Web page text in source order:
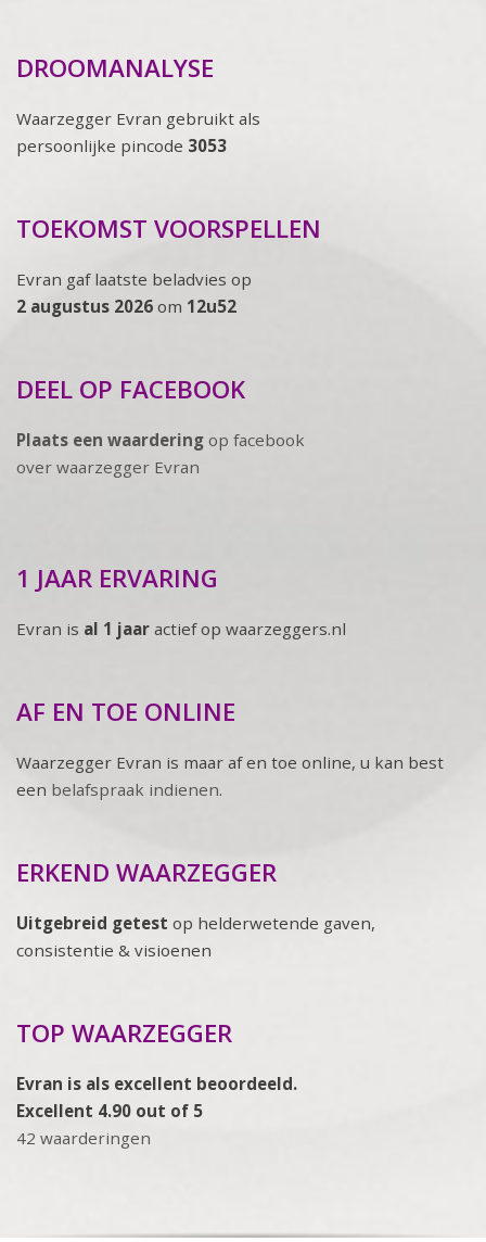
DROOMANALYSE
Waarzegger Evran gebruikt als
persoonlijke pincode 3053
TOEKOMST VOORSPELLEN
Evran gaf laatste beladvies op
2 augustus 2026 om 12u52
DEEL OP FACEBOOK
Plaats een waardering op facebook
over waarzegger Evran
1 JAAR ERVARING
Evran is al 1 jaar actief op waarzeggers.nl
AF EN TOE ONLINE
Waarzegger Evran is maar af en toe online, u kan best
een belafspraak indienen.
ERKEND WAARZEGGER
Uitgebreid getest op helderwetende gaven,
consistentie & visioenen
TOP WAARZEGGER
Evran is als excellent beoordeeld.
Excellent 4.90 out of 5
42 waarderingen